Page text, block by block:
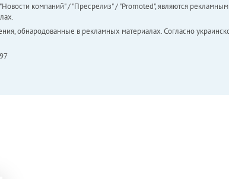
компаний" / "Пресрелиз" / "Promoted", являются
обнародованные в рекламных материалах. Согласно